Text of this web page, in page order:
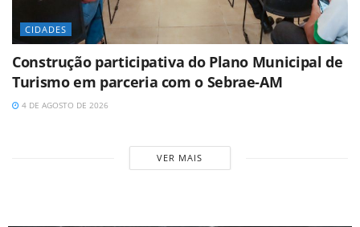
CIDADES
Construção participativa do Plano Municipal de
Turismo em parceria com o Sebrae-AM
4 DE AGOSTO DE 2026
VER MAIS